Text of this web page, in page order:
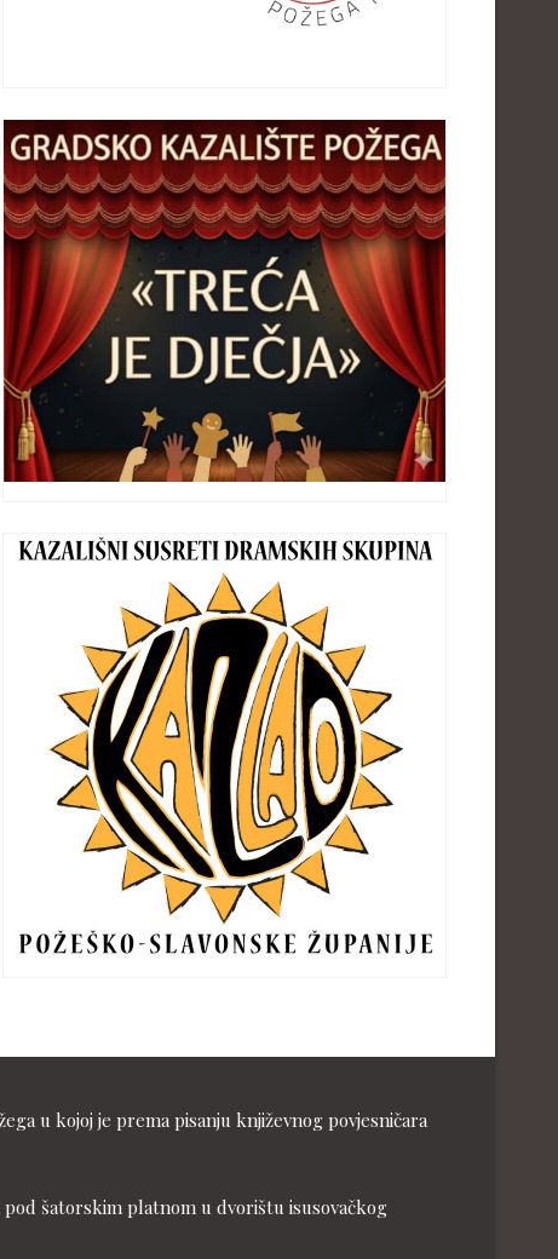
u kojoj je prema pisanju književnog povjesničara
šatorskim platnom u dvorištu isusovačkog